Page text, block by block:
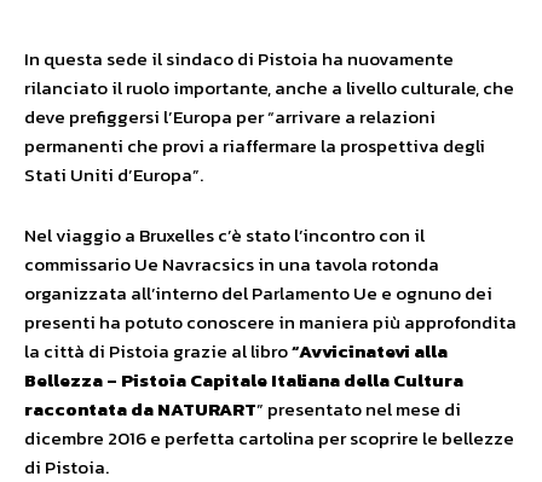
In questa sede il sindaco di Pistoia ha nuovamente
rilanciato il ruolo importante, anche a livello culturale, che
deve prefiggersi l’Europa per “arrivare a relazioni
permanenti che provi a riaffermare la prospettiva degli
Stati Uniti d’Europa”.
Nel viaggio a Bruxelles c’è stato l’incontro con il
commissario Ue Navracsics in una tavola rotonda
organizzata all’interno del Parlamento Ue e ognuno dei
presenti ha potuto conoscere in maniera più approfondita
la città di Pistoia grazie al libro“Avvicinatevi alla
Bellezza – Pistoia Capitale Italiana della Cultura
raccontata da NATURART” presentato nel mese di
dicembre 2016 e perfetta cartolina per scoprire le bellezze
di Pistoia.